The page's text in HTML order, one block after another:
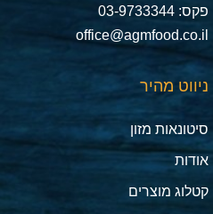
פקס: 03-9733344
office@agmfood.co.il
ניווט מהיר
סיטונאות מזון
אודות
קטלוג מוצרים